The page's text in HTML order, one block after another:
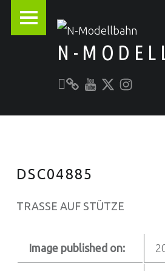
N-
Alles rund um die Modellbahn
DSC04885
TRASSE AUF STÜTZE
Image published on: